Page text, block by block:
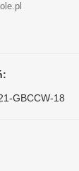
GBCCW-18